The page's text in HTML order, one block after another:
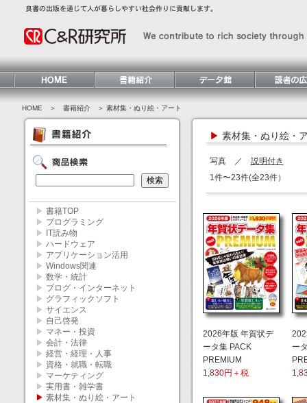
HOME ＞ 書籍紹介 ＞ 素材集・ぬり絵・アート
▶ 書籍TOP
▶ プログラミング
▶
IT読み物
▶ ハードウェア
▶ アプリケーション活用
▶ Windows関連
▶ 数学・統計
▶ ブログ・インターネット
▶ グラフィックソフト
▶ サイエンス
▶ 自己啓発
▶ マネー・投資
▶ 会計・法律
▶ 経営・経理・人事
▶ 資格・就職・転職
▶ マーケティング
▶ 実用書・雑学書
▶ 素材集・ぬり絵・アート
▶ 素材集・ぬり絵・
写真 ／ 説明付き
1件〜23件(全23件）
2026年版 年賀状デ
ータ集 PACK
PREMIUM
1,830円＋税
ー